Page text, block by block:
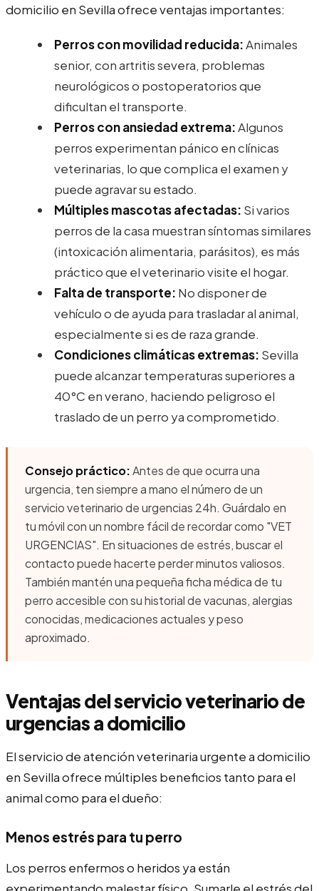
domicilio en Sevilla ofrece ventajas importantes:
Perros con movilidad reducida:Animales
senior, con artritis severa, problemas
neurológicos o postoperatorios que
dificultan el transporte.
Perros con ansiedad extrema:Algunos
perros experimentan pánico en clínicas
veterinarias, lo que complica el examen y
puede agravar su estado.
Múltiples mascotas afectadas: Si varios
perros de la casa muestran síntomas similares
(intoxicación alimentaria, parásitos), es más
práctico que el veterinario visite el hogar.
Falta de transporte: No disponer de
vehículo o de ayuda para trasladar al animal,
especialmente si es de raza grande.
Condiciones climáticas extremas: Sevilla
puede alcanzar temperaturas superiores a
40°C en verano, haciendo peligroso el
traslado de un perro ya comprometido.
Consejo práctico:Antes de que ocurra una
urgencia, ten siempre a mano el número de un
servicio veterinario de urgencias 24h. Guárdalo en
tu móvil con un nombre fácil de recordar como "VET
URGENCIAS". En situaciones de estrés, buscar el
contacto puede hacerte perder minutos valiosos.
También mantén una pequeña ficha médica de tu
perro accesible con su historial de vacunas, alergias
conocidas, medicaciones actuales y peso
aproximado.
Ventajas del servicio veterinario de
urgencias a domicilio
El servicio de atención veterinaria urgente a domicilio
en Sevilla ofrece múltiples beneficios tanto para el
animal como para el dueño:
Menos estrés para tu perro
Los perros enfermos o heridos ya están